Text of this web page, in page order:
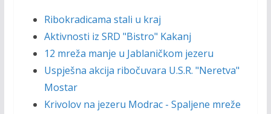
Ribokradicama stali u kraj
Aktivnosti iz SRD "Bistro" Kakanj
12 mreža manje u Jablaničkom jezeru
Uspješna akcija ribočuvara U.S.R. "Neretva"
Mostar
Krivolov na jezeru Modrac - Spaljene mreže